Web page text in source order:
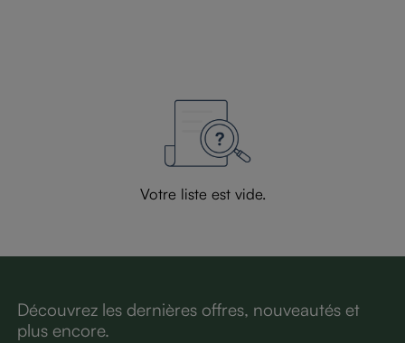
Votre liste est vide.
Découvrez les dernières offres, nouveautés et
plus encore.